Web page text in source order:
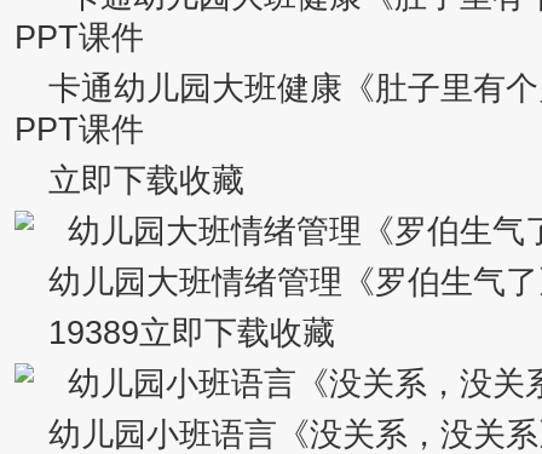
卡通幼儿园大班健康《肚子里有
PPT课件
立即下载收藏
幼儿园大班情绪管理《罗伯生气
19389立即下载收藏
幼儿园小班语言《没关系，没关